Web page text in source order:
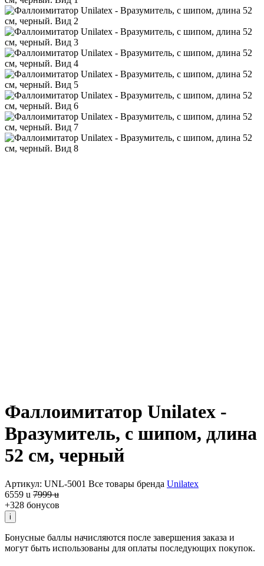
Фаллоимитатор Unilatex -
Вразумитель, с шипом, длина
52 см, черный
Артикул: UNL-5001 Все товары бренда Unilatex
6559 u 7999u
+328 бонусов
i
Бонусные баллы начисляются после завершения заказа и
могут быть использованы для оплаты последующих покупок.